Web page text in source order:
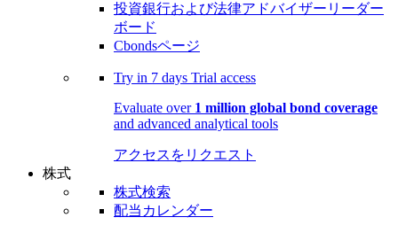
投資銀行および法律アドバイザーリーダー
ボード
Cbondsページ
Try in 7 days Trial access
Evaluate over 1 million global bond coverage
and advanced analytical tools
アクセスをリクエスト
株式
株式検索
配当カレンダー